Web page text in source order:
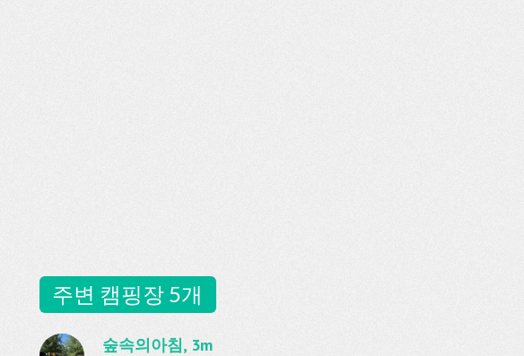
주변 캠핑장 5개
숲속의아침, 3m